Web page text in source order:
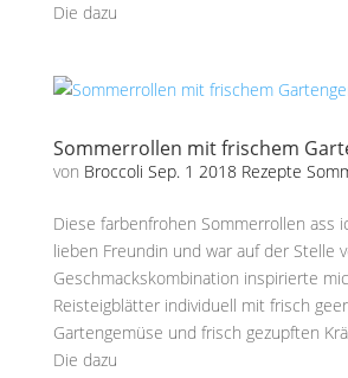
Die dazu
Sommerrollen mit frischem
von Broccoli Sep. 1 2018 Rezepte
Diese farbenfrohen Sommerrollen ass
lieben Freundin und war auf der Stelle
Geschmackskombination inspirierte
Reisteigblätter individuell mit frisch
Gartengemüse und frisch gezupften
Die dazu